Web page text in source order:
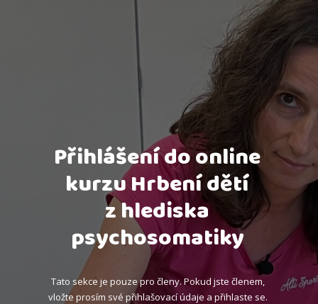
Přihlášení do online
kurzu Hrbení dětí
z hlediska
psychosomatiky
Tato sekce je pouze pro členy. Pokud jste členem,
vložte prosím své přihlašovací údaje a přihlaste se.